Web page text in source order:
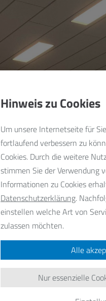
Hinweis zu Cookies
Um unsere Internetseite für
fortlaufend verbessern zu
Cookies. Durch die weitere
stimmen Sie der Verwendung
Informationen zu Cookies
Datenschutzerklärung.
einstellen welche Art von
zulassen möchten.
Alle
Nur essenzielle